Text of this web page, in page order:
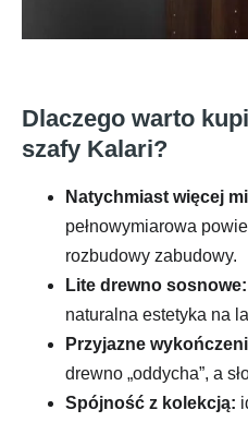
Dlaczego warto
szafy Kalari?
Natychmiast więcej
pełnowymiarowa
rozbudowy zabudowy.
Lite drewno sosnowe:
naturalna estetyka na
Przyjazne
drewno „oddycha”, a
Spójność z kolekcją: